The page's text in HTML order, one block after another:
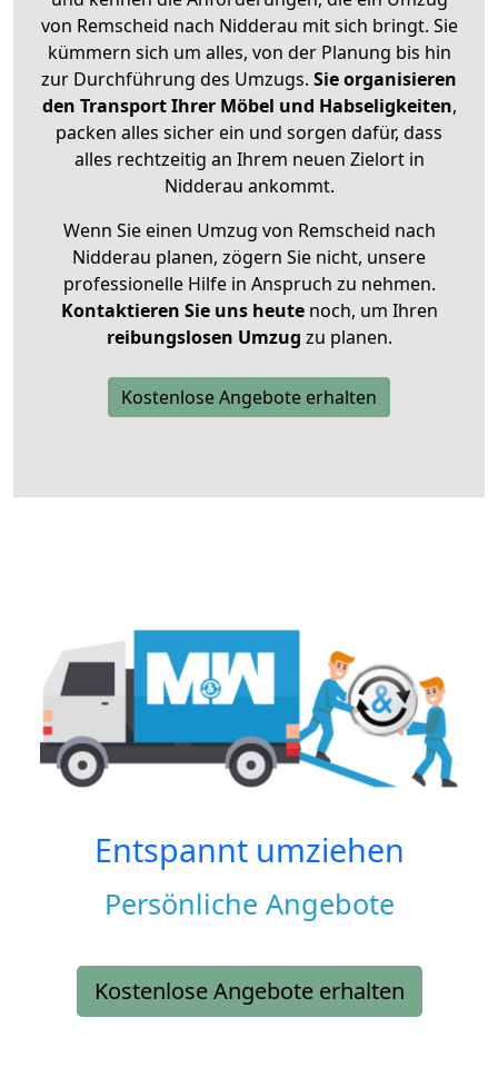
von Remscheid nach Nidderau mit sich bringt. Sie
kümmern sich um alles, von der Planung bis hin
zur Durchführung des Umzugs. Sie organisieren
den Transport Ihrer Möbel und Habseligkeiten,
packen alles sicher ein und sorgen dafür, dass
alles rechtzeitig an Ihrem neuen Zielort in
Nidderau ankommt.
Wenn Sie einen Umzug von Remscheid nach
Nidderau planen, zögern Sie nicht, unsere
professionelle Hilfe in Anspruch zu nehmen.
Kontaktieren Sie uns heutenoch, um Ihren
reibungslosen Umzug zu planen.
Kostenlose Angebote erhalten
Entspannt umziehen
Persönliche Angebote
Kostenlose Angebote erhalten